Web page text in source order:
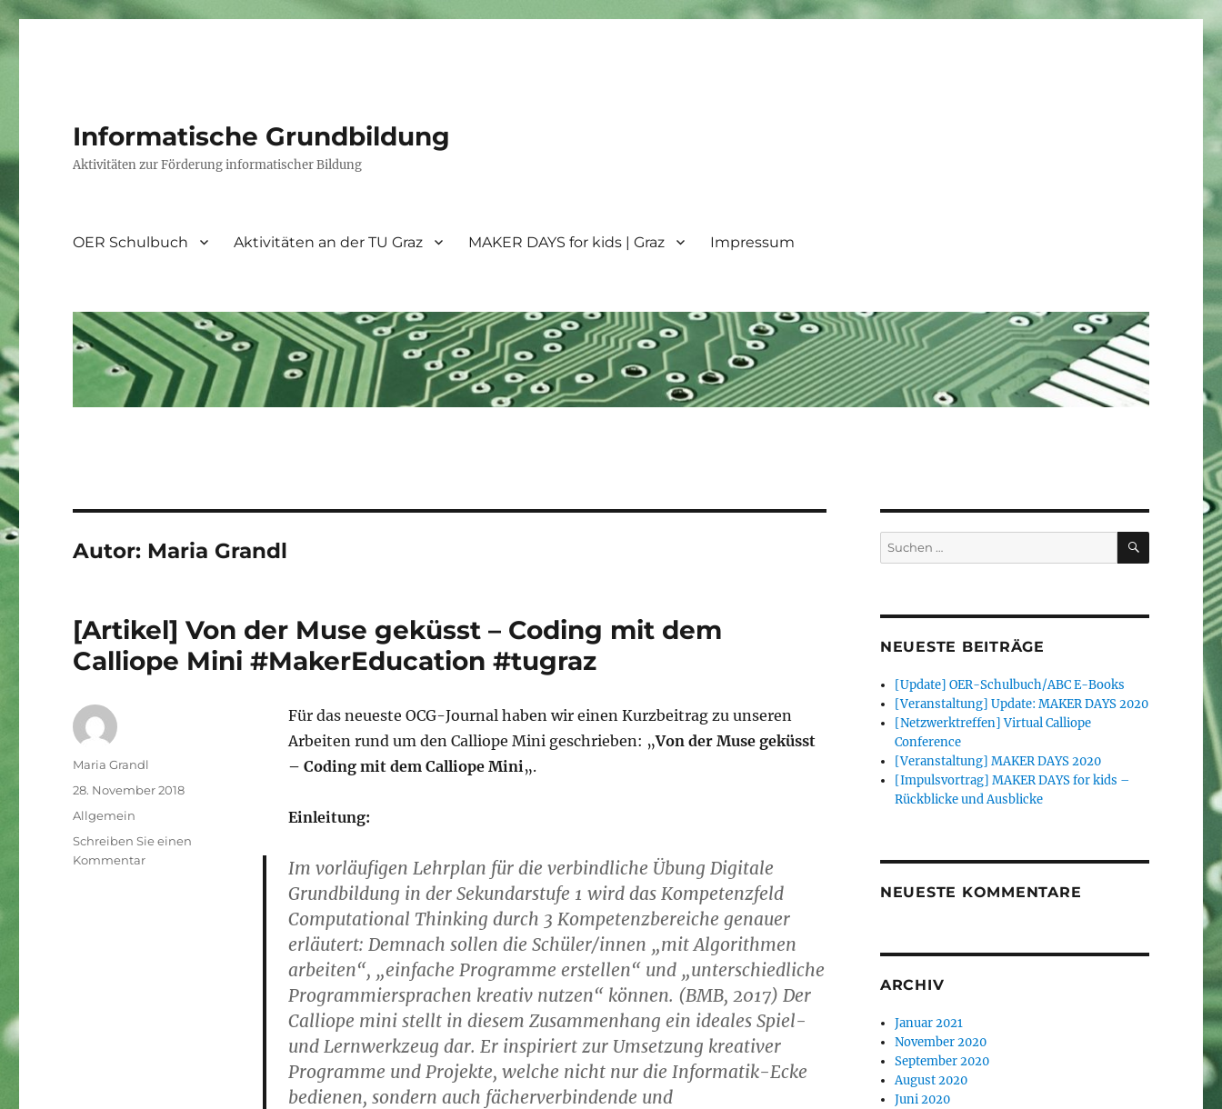
Informatische Grundbildung
Aktivitäten zur Förderung informatischer Bildung
OER Schulbuch Aktivitäten an der TU Graz MAKER DAYS for kids | Graz Impressum
Autor: Maria Grandl
[Artikel] Von der Muse geküsst – Coding mit dem
Calliope Mini #MakerEducation #tugraz
Für das neueste OCG-Journal haben wir einen Kurzbeitrag zu unseren
Arbeiten rund um den Calliope Mini geschrieben: „Von der Muse geküsst
– Coding mit dem Calliope Mini „.
Einleitung:
Im vorläufigen Lehrplan für die verbindliche Übung Digitale
Grundbildung in der Sekundarstufe 1 wird das Kompetenzfeld
Computational Thinking durch 3 Kompetenzbereiche genauer
erläutert: Demnach sollen die Schüler/innen „mit Algorithmen
arbeiten“, „einfache Programme erstellen“ und „unterschiedliche
Programmiersprachen kreativ nutzen“ können. (BMB, 2017) Der
Calliope mini stellt in diesem Zusammenhang ein ideales Spiel-
und Lernwerkzeug dar. Er inspiriert zur Umsetzung kreativer
Programme und Projekte, welche nicht nur die Informatik-Ecke
bedienen, sondern auch fächerverbindende und
Autor
Maria Grandl
Veröffentlicht
am
28. November 2018
Kategorien
Allgemein
Schreiben Sie einen
Kommentarzu
Suchen
nach:
SUCHEN
NEUESTE BEITRÄGE
[Update] OER-Schulbuch/ABC E-Books
[Veranstaltung] Update: MAKER DAYS 2020
[Netzwerktreffen] Virtual Calliope
Conference
[Veranstaltung] MAKER DAYS 2020
[Impulsvortrag] MAKER DAYS for kids –
Rückblicke und Ausblicke
NEUESTE KOMMENTARE
ARCHIV
Januar 2021
November 2020
September 2020
August 2020
Juni 2020